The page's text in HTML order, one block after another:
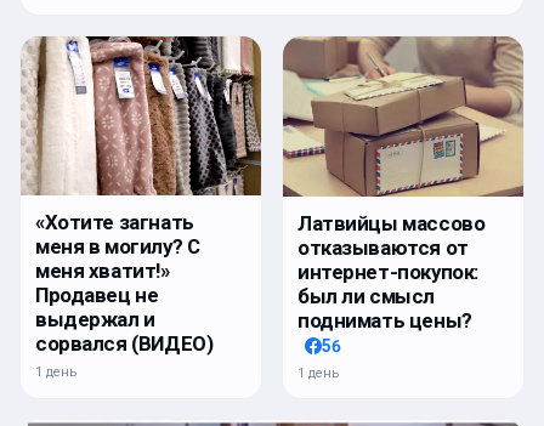
«Хотите загнать
меня в могилу? С
меня хватит!»
Продавец не
выдержал и
сорвался (ВИДЕО)
1 день
Латвийцы массово
отказываются от
интернет-покупок:
был ли смысл
поднимать цены?
56
1 день